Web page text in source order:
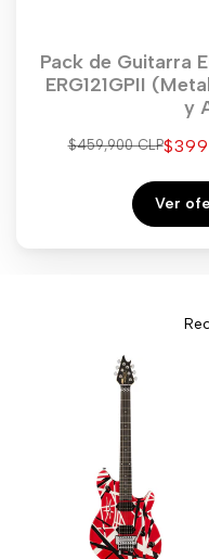
Pack de Guitarra
ERG121GPII
y
Precio
$459,900 CLP
Ver